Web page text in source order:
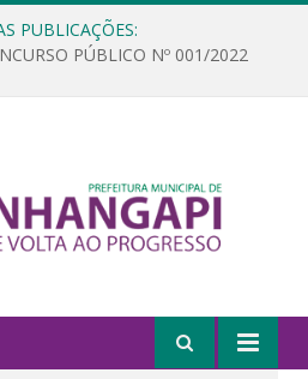
PUBLICAÇÕES:
PÚBLICO Nº 001/2022